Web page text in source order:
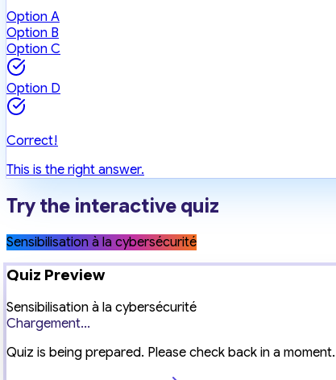
Option A
Option B
Option C
Option D
Correct!
This is the right answer.
Try the interactive quiz
Sensibilisation à la cybersécurité
Quiz Preview
Sensibilisation à la cybersécurité
Chargement...
Quiz is being prepared. Please check back in a moment.